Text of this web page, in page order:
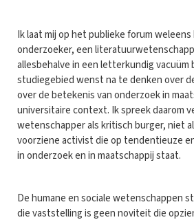
Ik laat mij op het publieke forum
onderzoeker, een
allesbehalve in een letterkundig vacuüm
studiegebied wenst na te denken over
over de betekenis van onderzoek in
universitaire context. Ik spreek daarom
wetenschapper als kritisch burger, niet
voorziene activist die op tendentieuze
in onderzoek en in maatschappij staat.
De humane en sociale wetenschappen
die vaststelling is geen noviteit die